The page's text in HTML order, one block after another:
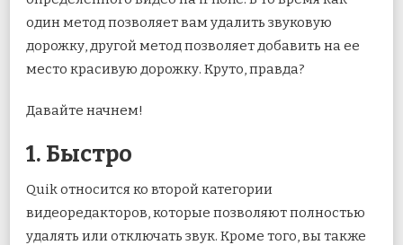
один метод позволяет вам удалить звуковую
дорожку, другой метод позволяет добавить на ее
место красивую дорожку. Круто, правда?
Давайте начнем!
1. Быстро
Quik относится ко второй категории
видеоредакторов, которые позволяют полностью
удалять или отключать звук. Кроме того, вы также